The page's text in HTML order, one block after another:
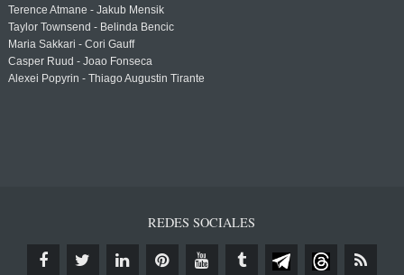
Terence Atmane - Jakub Mensik
Taylor Townsend - Belinda Bencic
Maria Sakkari - Cori Gauff
Casper Ruud - Joao Fonseca
Alexei Popyrin - Thiago Augustin Tirante
REDES SOCIALES